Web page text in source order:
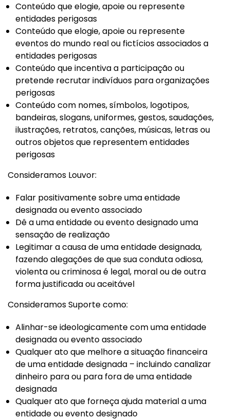
Conteúdo que elogie, apoie ou represente
entidades perigosas
Conteúdo que elogie, apoie ou represente
eventos do mundo real ou fictícios associados a
entidades perigosas
Conteúdo que incentiva a participação ou
pretende recrutar indivíduos para organizações
perigosas
Conteúdo com nomes, símbolos, logotipos,
bandeiras, slogans, uniformes, gestos, saudações,
ilustrações, retratos, canções, músicas, letras ou
outros objetos que representem entidades
perigosas
Consideramos Louvor:
Falar positivamente sobre uma entidade
designada ou evento associado
Dê a uma entidade ou evento designado uma
sensação de realização
Legitimar a causa de uma entidade designada,
fazendo alegações de que sua conduta odiosa,
violenta ou criminosa é legal, moral ou de outra
forma justificada ou aceitável
Consideramos Suporte como:
Alinhar-se ideologicamente com uma entidade
designada ou evento associado
Qualquer ato que melhore a situação financeira
de uma entidade designada – incluindo canalizar
dinheiro para ou para fora de uma entidade
designada
Qualquer ato que forneça ajuda material a uma
entidade ou evento designado